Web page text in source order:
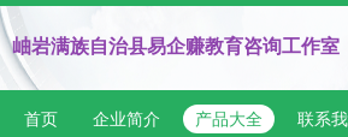
岫岩满族自治县易企赚教育咨询工作室
首页 企业简介 产品大全 联系